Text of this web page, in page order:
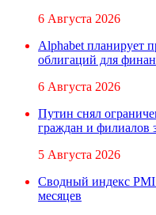
6 Августа 2026
Alphabet планирует
облигаций для
6 Августа 2026
Путин снял
граждан и филиалов
5 Августа 2026
Сводный индекс PMI
месяцев